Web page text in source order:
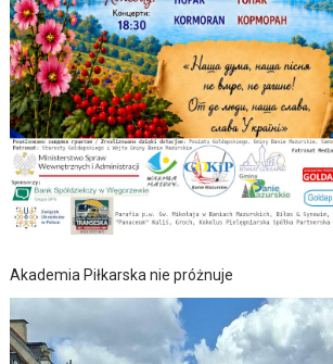
Akademia Piłkarska nie próżnuje